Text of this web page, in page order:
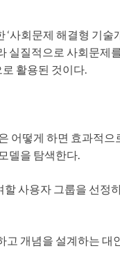
사회문제 해결형 기술
실질적으로 사회문제
활용된 것이다.
어떻게 하면 효과적
델을 탐색한다.
사용자 그룹을 선정
고 개념을 설계하는 대